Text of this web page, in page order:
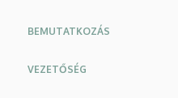
KÖZPONT
Oldalmenü
BEMUTATKOZÁS
VEZETŐSÉG